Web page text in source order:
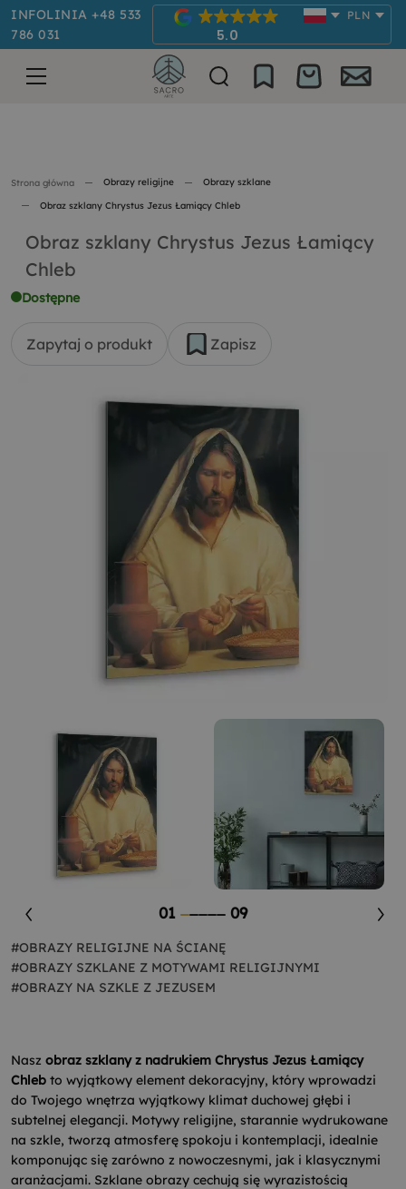
INFOLINIA +48 533
786 031
5.0
PLN
Strona główna Obrazy religijne Obrazy szklane
Obraz szklany Chrystus Jezus Łamiący Chleb
Obraz szklany Chrystus Jezus Łamiący
Chleb
Dostępne
Zapytaj o produkt Zapisz
01 09
#OBRAZY RELIGIJNE NA ŚCIANĘ
#OBRAZY SZKLANE Z MOTYWAMI RELIGIJNYMI
#OBRAZY NA SZKLE Z JEZUSEM
Nasz obraz szklany z nadrukiem Chrystus Jezus Łamiący
Chleb to wyjątkowy element dekoracyjny, który wprowadzi
do Twojego wnętrza wyjątkowy klimat duchowej głębi i
subtelnej elegancji. Motywy religijne, starannie wydrukowane
na szkle, tworzą atmosferę spokoju i kontemplacji, idealnie
komponując się zarówno z nowoczesnymi, jak i klasycznymi
aranżacjami. Szklane obrazy cechują się wyrazistością